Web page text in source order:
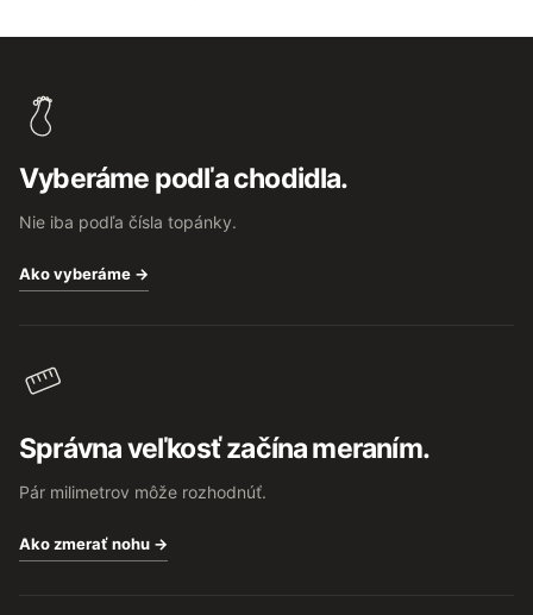
Vyberáme podľa chodidla.
Nie iba podľa čísla topánky.
Ako vyberáme →
Správna veľkosť začína meraním.
Pár milimetrov môže rozhodnúť.
Ako zmerať nohu →